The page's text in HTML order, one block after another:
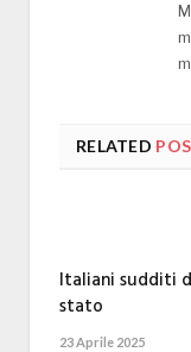
RELATED
Italiani sudditi
stato
23 Aprile 2025